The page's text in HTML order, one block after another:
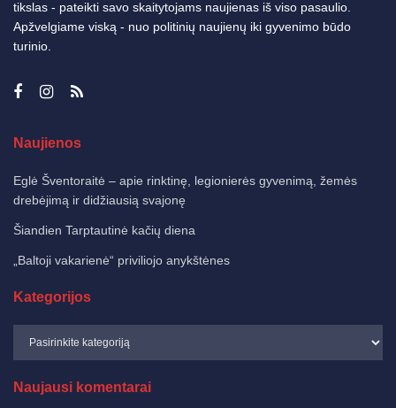
tikslas - pateikti savo skaitytojams naujienas iš viso pasaulio.
Apžvelgiame viską - nuo politinių naujienų iki gyvenimo būdo
turinio.
Naujienos
Eglė Šventoraitė – apie rinktinę, legionierės gyvenimą, žemės
drebėjimą ir didžiausią svajonę
Šiandien Tarptautinė kačių diena
„Baltoji vakarienė“ priviliojo anykštėnes
Kategorijos
Naujausi komentarai